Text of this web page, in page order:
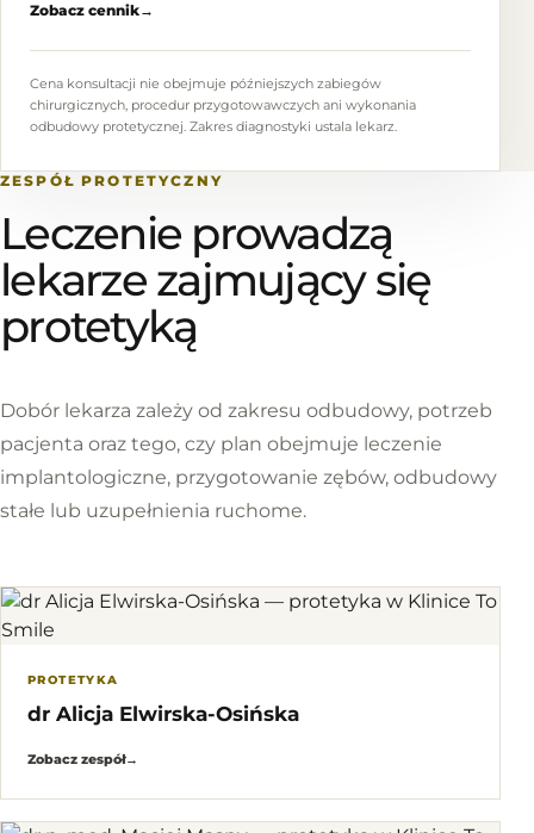
Zobacz cennik→
Cena konsultacji nie obejmuje późniejszych zabiegów
chirurgicznych, procedur przygotowawczych ani wykonania
odbudowy protetycznej. Zakres diagnostyki ustala lekarz.
ZESPÓŁ PROTETYCZNY
Leczenie prowadzą
lekarze zajmujący się
protetyką
Dobór lekarza zależy od zakresu odbudowy, potrzeb
pacjenta oraz tego, czy plan obejmuje leczenie
implantologiczne, przygotowanie zębów, odbudowy
stałe lub uzupełnienia ruchome.
PROTETYKA
dr Alicja Elwirska-Osińska
Zobacz zespół→